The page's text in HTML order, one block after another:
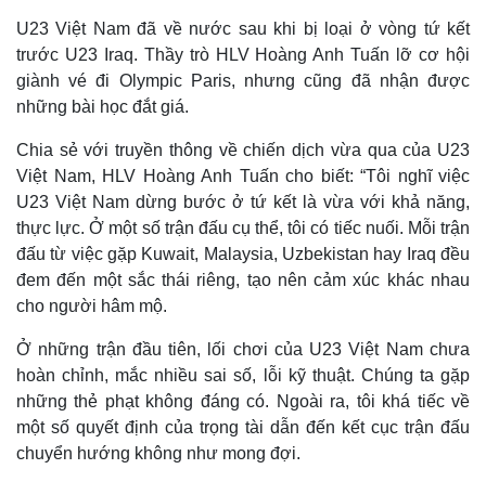
U23 Việt Nam đã về nước sau khi bị loại ở vòng tứ kết
trước U23 Iraq. Thầy trò HLV Hoàng Anh Tuấn lỡ cơ hội
giành vé đi Olympic Paris, nhưng cũng đã nhận được
những bài học đắt giá.
Chia sẻ với truyền thông về chiến dịch vừa qua của U23
Việt Nam, HLV Hoàng Anh Tuấn cho biết: “Tôi nghĩ việc
U23 Việt Nam dừng bước ở tứ kết là vừa với khả năng,
thực lực. Ở một số trận đấu cụ thể, tôi có tiếc nuối. Mỗi trận
đấu từ việc gặp Kuwait, Malaysia, Uzbekistan hay Iraq đều
đem đến một sắc thái riêng, tạo nên cảm xúc khác nhau
cho người hâm mộ.
Ở những trận đầu tiên, lối chơi của U23 Việt Nam chưa
hoàn chỉnh, mắc nhiều sai số, lỗi kỹ thuật. Chúng ta gặp
những thẻ phạt không đáng có. Ngoài ra, tôi khá tiếc về
một số quyết định của trọng tài dẫn đến kết cục trận đấu
chuyển hướng không như mong đợi.